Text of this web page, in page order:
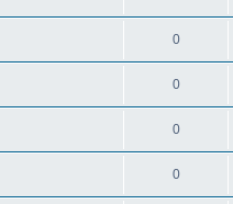
0
0
0
0